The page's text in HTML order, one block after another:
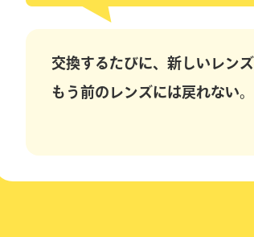
交換するたびに、新しいレン
もう前のレンズには戻れない。